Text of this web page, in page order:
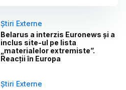
Știri Externe
Belarus a interzis Euronews și a
inclus site-ul pe lista
„materialelor extremiste”.
Reacții în Europa
Știri Externe